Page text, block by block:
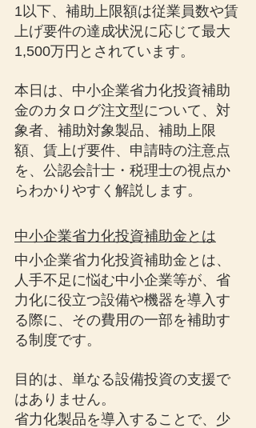
1以下、補助上限額は従業員数や賃
上げ要件の達成状況に応じて最大
1,500万円とされています。
本日は、中小企業省力化投資補助
金のカタログ注文型について、対
象者、補助対象製品、補助上限
額、賃上げ要件、申請時の注意点
を、公認会計士・税理士の視点か
らわかりやすく解説します。
中小企業省力化投資補助金とは
中小企業省力化投資補助金とは、
人手不足に悩む中小企業等が、省
力化に役立つ設備や機器を導入す
る際に、その費用の一部を補助す
る制度です。
目的は、単なる設備投資の支援で
はありません。
省力化製品を導入することで、少